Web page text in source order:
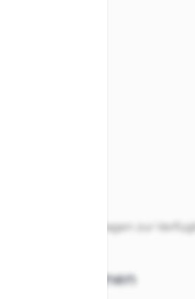
möglich. Für Fragen zur
Informationen